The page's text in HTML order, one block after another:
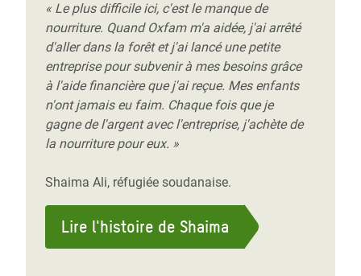
« Le plus difficile ici, c'est le manque de
nourriture. Quand Oxfam m'a aidée, j'ai arrêté
d'aller dans la forêt et j'ai lancé une petite
entreprise pour subvenir à mes besoins grâce
à l'aide financière que j'ai reçue. Mes enfants
n'ont jamais eu faim. Chaque fois que je
gagne de l'argent avec l'entreprise, j'achète de
la nourriture pour eux. »
Shaima Ali, réfugiée soudanaise.
Lire l'histoire de Shaima